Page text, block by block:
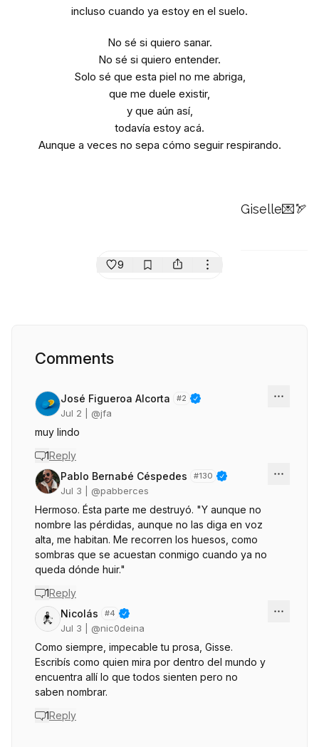
incluso cuando ya estoy en el suelo.
No sé si quiero sanar.
No sé si quiero entender.
Solo sé que esta piel no me abriga,
que me duele existir,
y que aún así,
todavía estoy acá.
Aunque a veces no sepa cómo seguir respirando.
Giselle💌🏹
9
Comments
José Figueroa Alcorta #2
Jul 2 | @jfa
muy lindo
1Reply
Pablo Bernabé Céspedes
#130
Jul 3 | @pabberces
Hermoso. Ésta parte me destruyó. "Y aunque no
nombre las pérdidas, aunque no las diga en voz
alta, me habitan. Me recorren los huesos, como
sombras que se acuestan conmigo cuando ya no
queda dónde huir."
1Reply
Nicolás
#4
Jul 3 | @nic0deina
Como siempre, impecable tu prosa, Gisse.
Escribís como quien mira por dentro del mundo y
encuentra allí lo que todos sienten pero no
saben nombrar.
1Reply